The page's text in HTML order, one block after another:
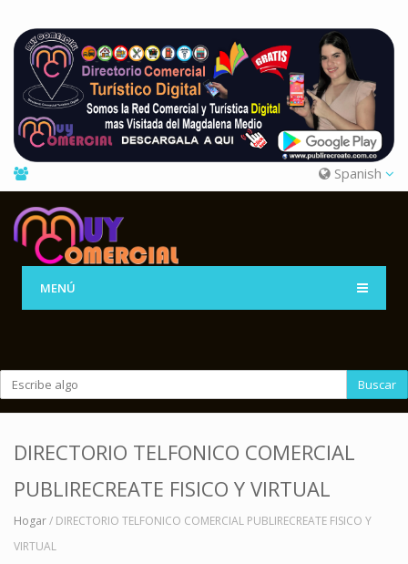
Spanish
MENÚ
Buscar
DIRECTORIO TELFONICO COMERCIAL
PUBLIRECREATE FISICO Y VIRTUAL
Hogar/ DIRECTORIO TELFONICO COMERCIAL PUBLIRECREATE FISICO Y
VIRTUAL